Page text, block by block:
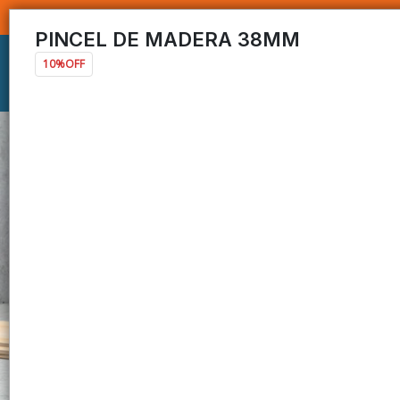
PINCEL DE MADERA 38MM
10%OFF